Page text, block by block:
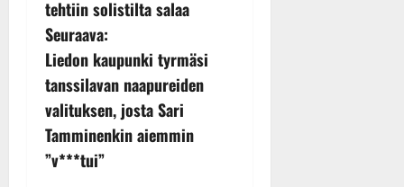
s
t
n
a
v
tehtiin solistilta salaa
Seuraava:
Liedon kaupunki tyrmäsi
tanssilavan naapureiden
valituksen, josta Sari
Tamminenkin aiemmin
”v***tui”